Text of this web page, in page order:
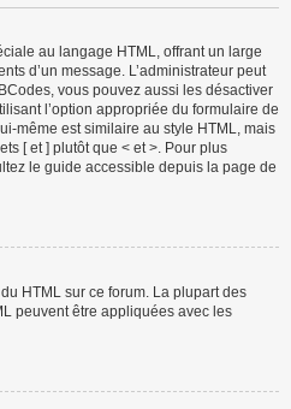
au langage HTML, offrant un large
d’un message. L’administrateur peut
vous pouvez aussi les désactiver
l’option appropriée du formulaire de
même est similaire au style HTML, mais
[ et ] plutôt que < et >. Pour plus
le guide accessible depuis la page de
HTML sur ce forum. La plupart des
peuvent être appliquées avec les